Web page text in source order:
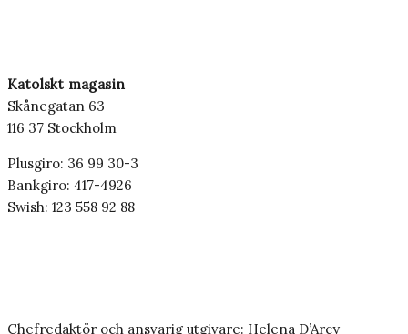
Katolskt magasin
Skånegatan 63
116 37 Stockholm
Plusgiro: 36 99 30-3
Bankgiro: 417-4926
Swish: 123 558 92 88
Chefredaktör och ansvarig utgivare: Helena D’Arcy